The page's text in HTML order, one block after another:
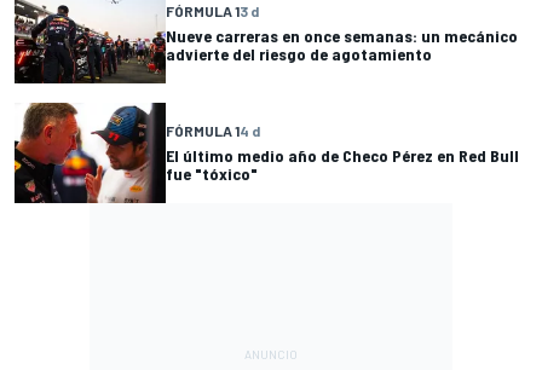
FÓRMULA 13 d
Nueve carreras en once semanas: un mecánico
advierte del riesgo de agotamiento
FÓRMULA 14 d
El último medio año de Checo Pérez en Red Bull
fue "tóxico"